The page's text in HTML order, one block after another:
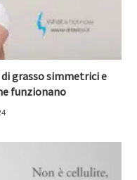
di grasso simmetrici e
funzionano